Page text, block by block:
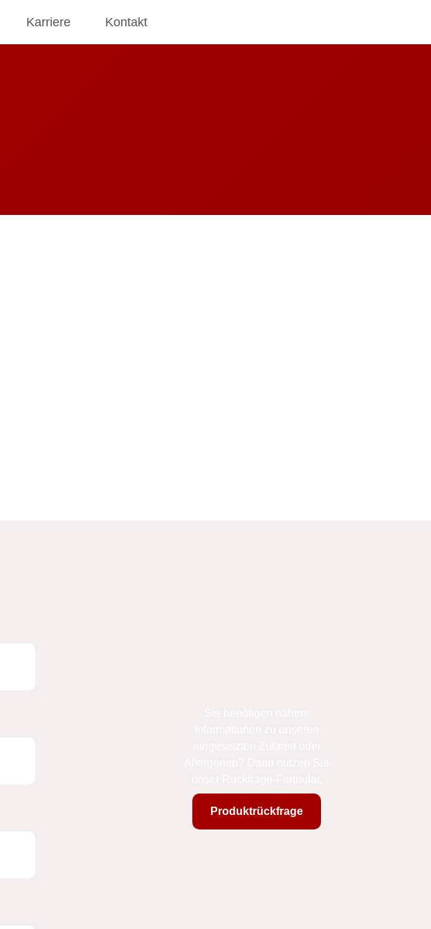
Karriere Kontakt
Produktrückfrage